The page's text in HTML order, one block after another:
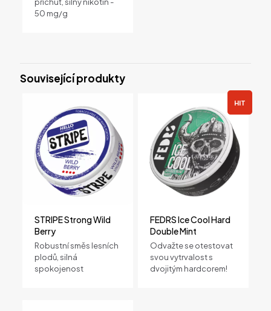
20 sáčků na plechovku
50 mg/g
Související produkty
STRIPE Strong Wild
Berry
Robustní směs lesních
plodů, silná
spokojenost
HIT
FEDRS Ice Cool Hard
Double Mint
Odvažte se otestovat
svou vytrvalost s
dvojitým hardcorem!